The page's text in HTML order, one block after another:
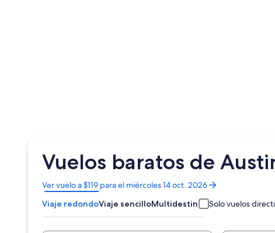
Vuelos baratos de
Ver vuelo a $119 para el miércoles 14 oct. 2026
Se
abrirá
en
una
Viaje redondoViaje sencilloMultidestino Solo vuelos